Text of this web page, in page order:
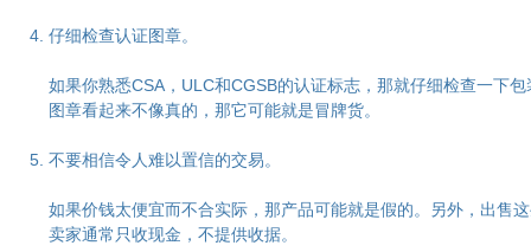
仔细检查认证图章。
如果你熟悉CSA，ULC和CGSB的认证标志，那就仔细检查一下包
图章看起来不像真的，那它可能就是冒牌货。
不要相信令人难以置信的交易。
如果价钱太便宜而不合实际，那产品可能就是假的。另外，出售
卖家通常只收现金，不提供收据。